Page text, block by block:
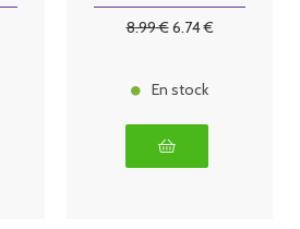
8.99€6.74€
En stock